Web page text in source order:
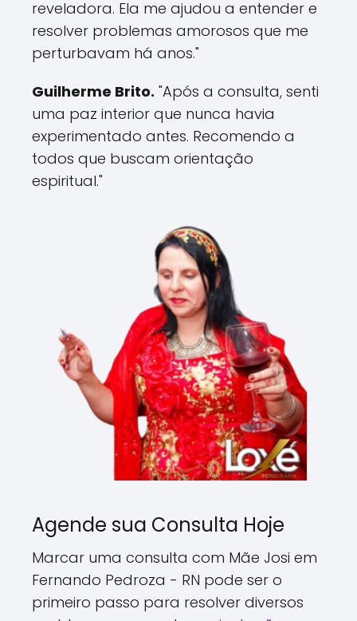
reveladora. Ela me ajudou a entender e
resolver problemas amorosos que me
perturbavam há anos."
Guilherme Brito. "Após a consulta, senti
uma paz interior que nunca havia
experimentado antes. Recomendo a
todos que buscam orientação
espiritual."
Agende sua Consulta Hoje
Marcar uma consulta com Mãe Josi em
Fernando Pedroza - RN pode ser o
primeiro passo para resolver diversos